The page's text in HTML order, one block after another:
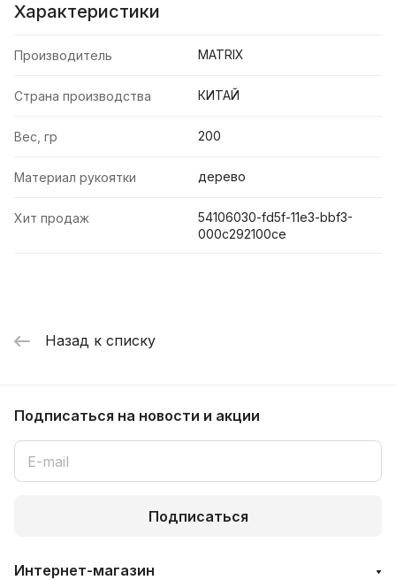
Характеристики
Производитель MATRIX
Страна производства КИТАЙ
Вес, гр 200
Материал рукоятки дерево
Хит продаж
54106030-fd5f-11e3-bbf3-
000c292100ce
Назад к списку
Подписаться на новости и акции
Подписаться
Интернет-магазин